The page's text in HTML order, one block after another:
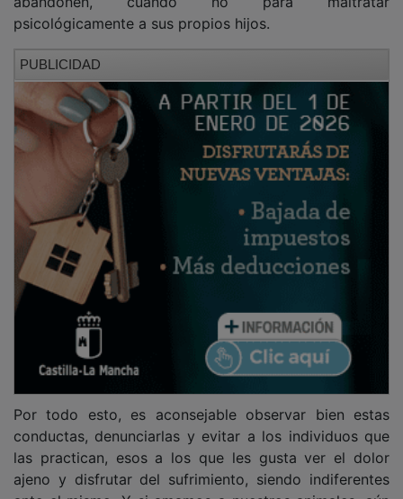
psicológicamente a sus propios hijos.
conductas, denunciarlas y evitar a los individuos que
las practican, esos a los que les gusta ver el dolor
ajeno y disfrutar del sufrimiento, siendo indiferentes
ante el mismo. Y si amamos a nuestros animales, aún